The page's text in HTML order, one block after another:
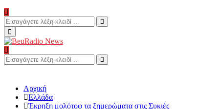
Search
for:
Search
Primary
Menu
Search
for:
Search
Αρχική
Ελλάδα
Έκρηξη μολότοφ τα ξημερώματα στις Συκιές